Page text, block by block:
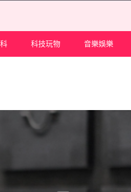
科技玩物 音樂娛樂